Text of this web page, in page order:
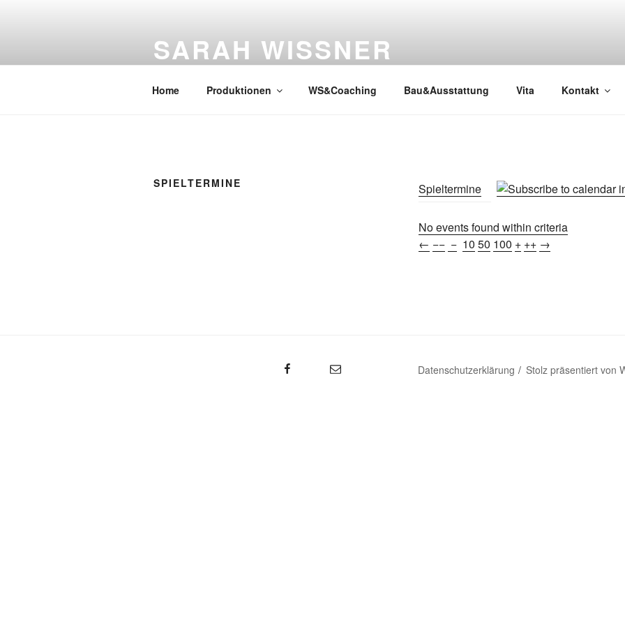
SARAH WISSNER
Home Produktionen WS&Coaching Bau&Ausstattung Vita Kontakt
SPIELTERMINE Spieltermine
No events found within criteria
← −− − 10 50 100 + ++ →
emal Datenschutzerklärung Stolz präsentiert von